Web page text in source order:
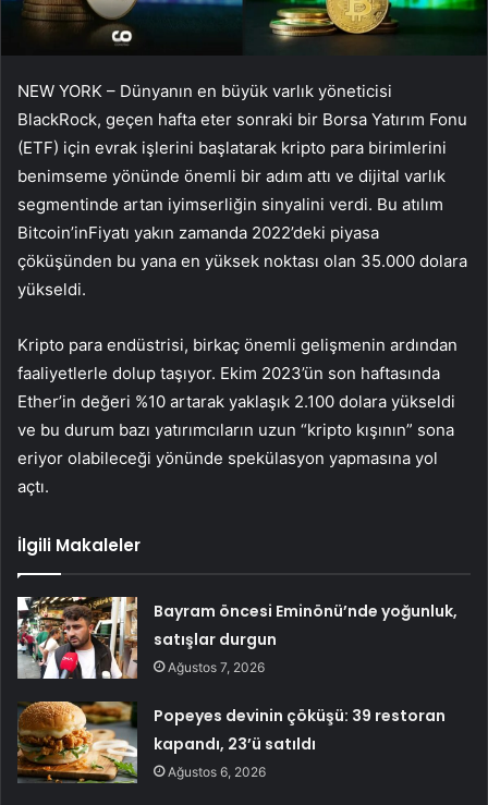
NEW YORK – Dünyanın en büyük varlık yöneticisi
BlackRock, geçen hafta eter sonraki bir Borsa Yatırım Fonu
(ETF) için evrak işlerini başlatarak kripto para birimlerini
benimseme yönünde önemli bir adım attı ve dijital varlık
segmentinde artan iyimserliğin sinyalini verdi. Bu atılım
Bitcoin’inFiyatı yakın zamanda 2022’deki piyasa
çöküşünden bu yana en yüksek noktası olan 35.000 dolara
yükseldi.
Kripto para endüstrisi, birkaç önemli gelişmenin ardından
faaliyetlerle dolup taşıyor. Ekim 2023’ün son haftasında
Ether’in değeri %10 artarak yaklaşık 2.100 dolara yükseldi
ve bu durum bazı yatırımcıların uzun “kripto kışının” sona
eriyor olabileceği yönünde spekülasyon yapmasına yol
açtı.
İlgili Makaleler
Bayram öncesi Eminönü’nde yoğunluk,
satışlar durgun
Ağustos 7, 2026
Popeyes devinin çöküşü: 39 restoran
kapandı, 23’ü satıldı
Ağustos 6, 2026